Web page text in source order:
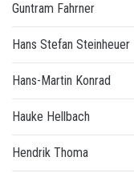
Guntram Fahrner
Hans Stefan Steinheuer
Hans-Martin Konrad
Hauke Hellbach
Hendrik Thoma